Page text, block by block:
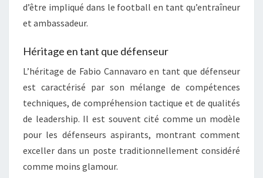
d’être impliqué dans le football en tant qu’entraîneur
et ambassadeur.
Héritage en tant que défenseur
L’héritage de Fabio Cannavaro en tant que défenseur
est caractérisé par son mélange de compétences
techniques, de compréhension tactique et de qualités
de leadership. Il est souvent cité comme un modèle
pour les défenseurs aspirants, montrant comment
exceller dans un poste traditionnellement considéré
comme moins glamour.